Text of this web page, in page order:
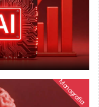
Monografia